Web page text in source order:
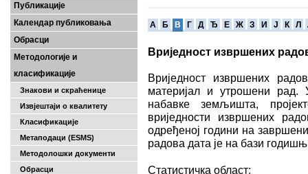
Публикације
Календар публиковања
Обрасци
Методологије и
класификације
Знакови и скраћенице
Извјештаји о квалитету
Класификације
Метаподаци (ESMS)
Методолошки документи
Обрасци
A Б В Г Д Ђ Е Ж З И Ј К Л
Вриједност извршених
Вриједност извршених
материјал и утрошени рад.
набавке земљишта,
вриједности извршених
одређеној години на
радова дата је на бази
Статистичка област: